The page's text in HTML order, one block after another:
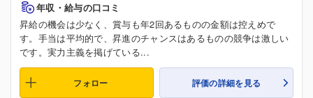
年収・給与の口コミ
昇給の機会は少なく、賞与も年2回あるものの金額は控えめで
す。手当は平均的で、昇進のチャンスはあるものの競争は激しい
です。実力主義を掲げている...
フォロー 評価の詳細を見る